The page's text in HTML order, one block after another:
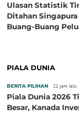
Ulasan Statistik
Ditahan
Buang-Buang
PIALA DUNIA
BERITA PILIHAN 21 jam lalu
Piala Dunia 2026
Besar, Kanada